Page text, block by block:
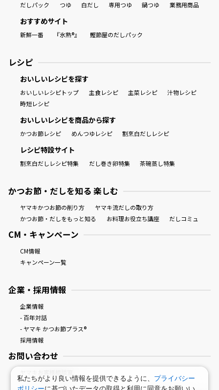
だしパック
つゆ 白だし 専用つゆ 鍋つゆ 業務用商品
おすすめサイト
新鮮一番 『氷熟®』 鰹節屋のだしパック
レシピ
おいしいレシピを探す
おいしいレシピトップ 主食レシピ 主菜レシピ
汁物レシピ
時短レシピ
おいしいレシピを商品から探す
かつお節レシピ めんつゆレシピ 割烹白だしレシピ
レシピ特設サイト
割烹白だしレシピ特集 だし巻き卵特集 茶碗蒸し特集
かつお節・だしを知る 楽しむ
ヤマキかつお節の削り方
ヤマキ流だしの取り方
かつお節・だしをもっと知る
お料理お役立ち講座 だしコミュ
CM・キャンペーン
CM情報
キャンペーン一覧
企業・採用情報
企業情報
- 百年対話
- ヤマキ かつお節プラス®
採用情報
お問い合わせ
私たちがより良い情報を提供できるように、 プライバシー
ポリシーに基づいたデータの取得と利用に同意をお願いい